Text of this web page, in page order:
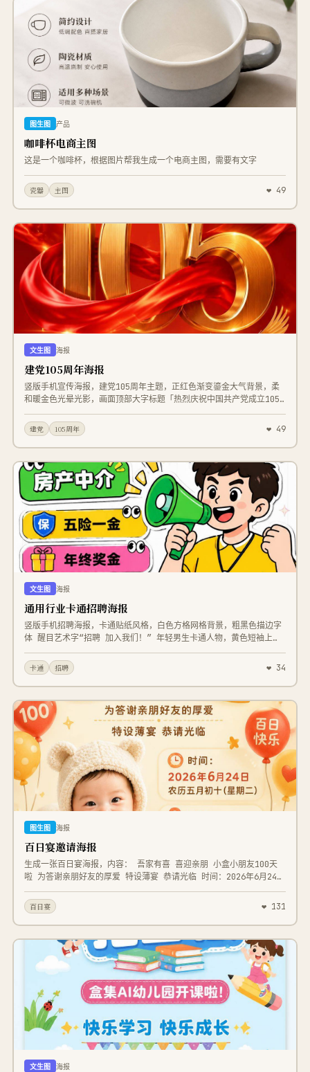
图生图 产品
咖啡杯电商主图
这是一个咖啡杯，根据图片帮我生成一个电商主图，需要有文字
瓷器 主图 ❤ 49
文生图 海报
建党105周年海报
竖版手机宣传海报，建党105周年主题，正红色渐变鎏金大气背景，柔
和暖金色光晕光影，画面顶部大字标题「热烈庆祝中国共产党成立105
周年」金色立体书法字体，中间标注1921-2026小字标语「忆峥嵘岁月
谱时代赞歌」；画面视觉中心巨大立体金属鎏金数字105，金属拉丝高
光质感，数字环绕飘逸柔滑红色绸缎飘带；数字左侧立着一只金色和平
白鸽，画面右下角还有一只展翅金色和平鸽；数字下方发光金色线描天
安门建筑剪影，朦胧暖光雾效；画面底部书法大字「永远跟党走」，底
部小字文案「跟党踏新程 共绘强国梦」，最下方标注日期
2026.07.01；整体恢弘庄重、国风党政风格，细腻光影，高饱和度红
金配色，高清8K，商业宣传海报质感，柔和镜头光晕，通透氛围感，精
致金属材质，丝绸布料细腻褶皱，无杂乱元素，构图规整对称
建党 105周年 ❤ 49
文生图 海报
通用行业卡通招聘海报
竖版手机招聘海报，卡通贴纸风格，白色方格网格背景，粗黑色描边字
体 醒目艺术字“招聘 加入我们！” 年轻男生卡通人物，黄色短袖上
衣，手持绿色喇叭，多个带眼睛表情的文字气泡 文案：房产中介，高
薪诚聘房产经纪人，五险一金，年终奖金，周末福利+团建，大平台新
机遇 底部电话：188-8888-8888 地址：北京市朝阳区盒集AI总部大
楼 高饱和亮色，扁平化插画，贴纸裁切效果，画面整洁。
卡通 招聘 ❤ 34
图生图 海报
百日宴邀请海报
生成一张百日宴海报，内容： 吾家有喜 喜迎亲朋 小盒小朋友100天
啦 为答谢亲朋好友的厚爱 特设薄宴 恭请光临 时间：2026年6月24日
农历五月初十（星期二） 地址：北京市朝阳区盒集AI总部大楼 小盒集
&盒集 敬邀 风格喜庆可爱
百日宴 ❤ 131
文生图 海报